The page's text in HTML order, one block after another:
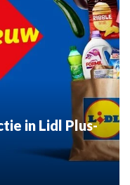
in Lidl Plus-